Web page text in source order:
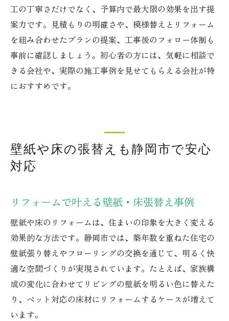
工の丁寧さだけでなく、予算内で最大限の効果を出す提
案力です。見積もりの明確さや、模様替えとリフォーム
を組み合わせたプランの提案、工事後のフォロー体制も
事前に確認しましょう。初心者の方には、気軽に相談で
きる会社や、実際の施工事例を見せてもらえる会社が特
におすすめです。
壁紙や床の張替えも静岡市で安心
対応
リフォームで叶える壁紙・床張替え事例
壁紙や床のリフォームは、住まいの印象を大きく変える
効果的な方法です。静岡市では、築年数を重ねた住宅の
壁紙張り替えやフローリングの交換を通じて、明るく快
適な空間づくりが実現されています。たとえば、家族構
成の変化に合わせてリビングの壁紙を明るい色に替えた
り、ペット対応の床材にリフォームするケースが増えて
います。